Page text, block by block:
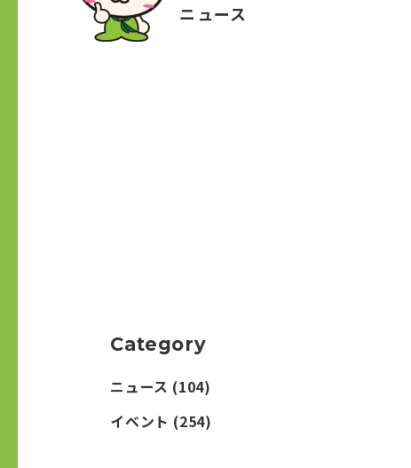
ニュース
Category
ニュース (104)
イベント (254)